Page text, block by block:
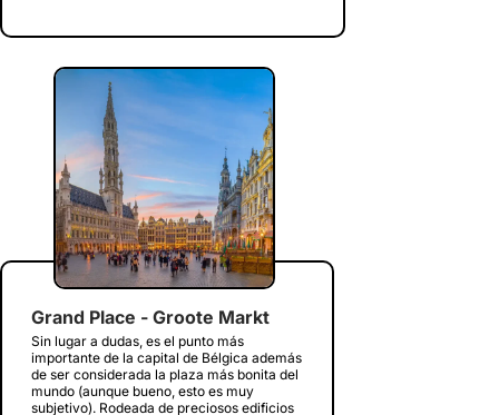
Grand Place - Groote Markt
Sin lugar a dudas, es el punto más
importante de la capital de Bélgica además
de ser considerada la plaza más bonita del
mundo (aunque bueno, esto es muy
subjetivo). Rodeada de preciosos edificios